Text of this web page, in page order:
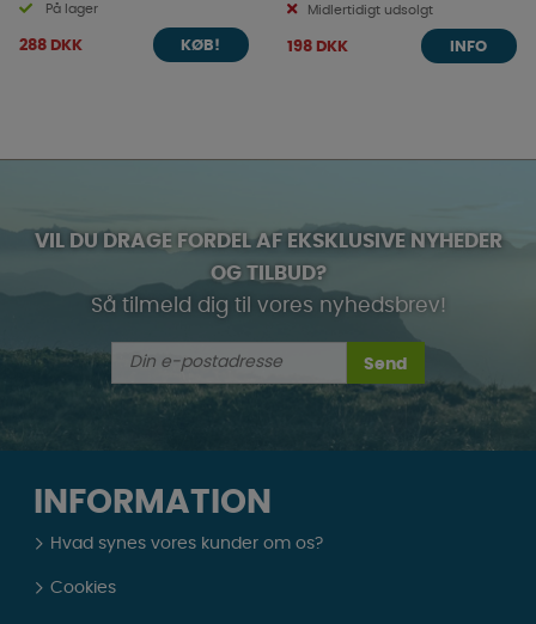
På lager
288 DKK KØB!
Midlertidigt udsolgt
198 DKK INFO
VIL DU DRAGE FORDEL AF EKSKLUSIVE NYHEDER
OG TILBUD?
Så tilmeld dig til vores nyhedsbrev!
Send
INFORMATION
Hvad synes vores kunder om os?
Cookies